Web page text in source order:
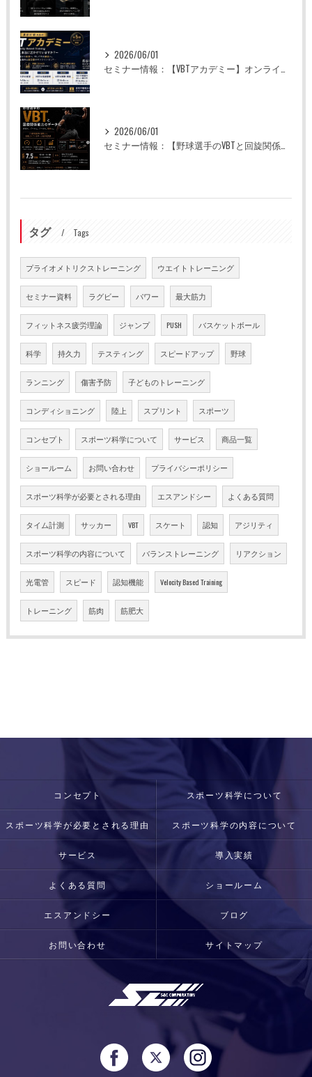
2026/06/01
セミナー情報：【VBTアカデミー】オンライン全5回
2026/06/01
セミナー情報：【野球選手のVBTと回旋関係能力のデータ化】
タグ Tags
プライオメトリクストレーニング ウエイトトレーニング
セミナー資料 ラグビー パワー 最大筋力
フィットネス疲労理論 ジャンプ PUSH バスケットボール
科学 持久力 テスティング スピードアップ 野球
ランニング 傷害予防 子どものトレーニング
コンディショニング 陸上 スプリント スポーツ
コンセプト スポーツ科学について サービス 商品一覧
ショールーム お問い合わせ プライバシーポリシー
スポーツ科学が必要とされる理由 エスアンドシー よくある質問
タイム計測 サッカー VBT スケート 認知 アジリティ
スポーツ科学の内容について バランストレーニング リアクション
光電管 スピード 認知機能 Velocity Based Training
トレーニング 筋肉 筋肥大
コンセプト スポーツ科学について
スポーツ科学が必要とされる理由 スポーツ科学の内容について
サービス 導入実績
よくある質問 ショールーム
エスアンドシー ブログ
お問い合わせ サイトマップ